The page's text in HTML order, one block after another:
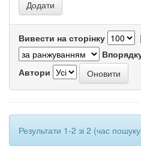
Вивести на сторінку |
Автори
Результати 1-2 зі 2 (час